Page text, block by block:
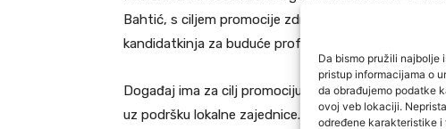
Da bismo pružili
pristup informacijama o
da obrađujemo podatke
ovoj veb lokaciji.
određene karakteristike i
Bahtić, s ciljem promocije zdravih životnih navika,
kandidatkinja za buduće profesionalne izazove.
Događaj ima za cilj promociju mladih talenata,
uz podršku lokalne zajednice.